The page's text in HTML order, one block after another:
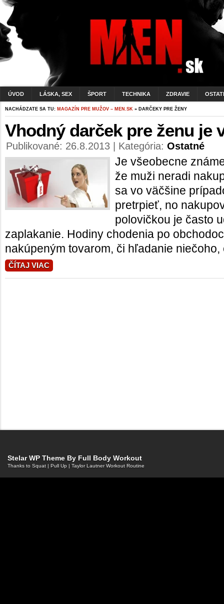
ÚVOD LÁSKA, SEX ŠPORT TECHNIKA ZDRAVIE
NACHÁDZATE SA TU: MAGAZÍN PRE MUŽOV – MEN.SK » DARČEKY PRE ŽENY
Vhodný darček pre ženu je
Publikované: 26.8.2013 | Kategória: Ostatné
Je všeobecne
že muži neradi
sa vo väčšine
pretrpieť, no
polovičkou je často
zaplakanie. Hodiny chodenia po
nakúpeným tovarom, či hľadanie niečoho,
ČÍTAJ VIAC
Stelar WP Theme By Full Body Workout
Thanks to Squat | Pull Up | Taylor Lautner Workout Routine